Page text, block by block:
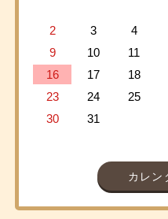
2
3 4
9
10 11
16
17 18
23
24 25
30
31
カレン